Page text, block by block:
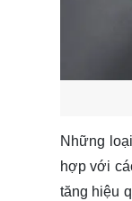
Những
hợp với
tăng hiệu